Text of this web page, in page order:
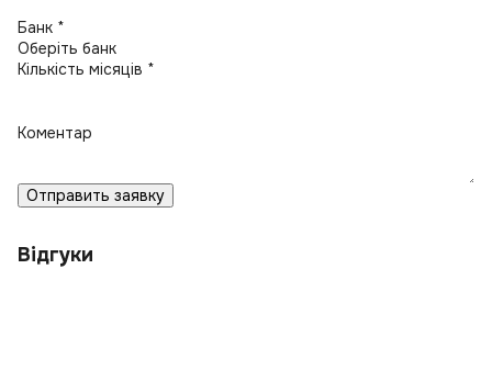
Банк *
Кількість місяців *
Коментар
Отправить заявку
Відгуки